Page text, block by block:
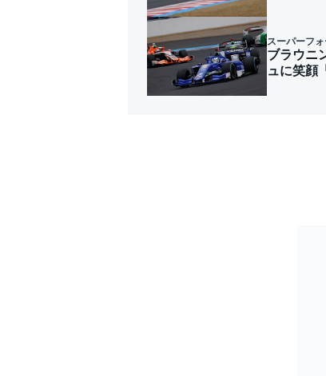
スーパーフ
ブラウニ
ュに笑顔